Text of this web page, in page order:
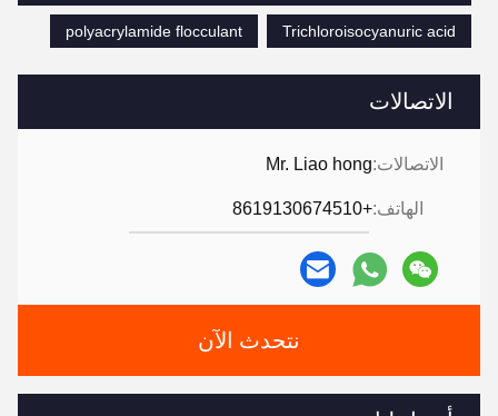
الاتصالات
الاتصالات:Mr. Liao hong
الهاتف:+8619130674510
نتحدث الآن
Trichloroisocyanuric acid
polyacrylamide flocculant